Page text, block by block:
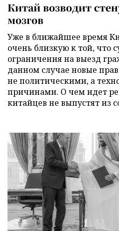
Китай возводит
мозгов
Уже в ближайшее время
очень близкую к той, что
ограничения на выезд
данном случае новые
не политическими, а
причинами. О чем идет
китайцев не выпустят из